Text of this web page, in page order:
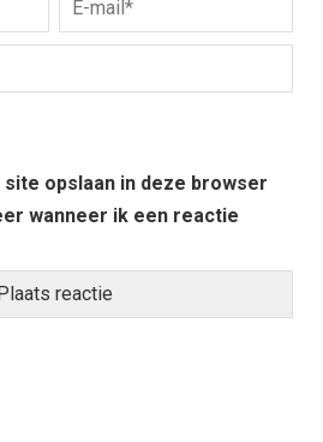
site opslaan in deze browser
wanneer ik een reactie